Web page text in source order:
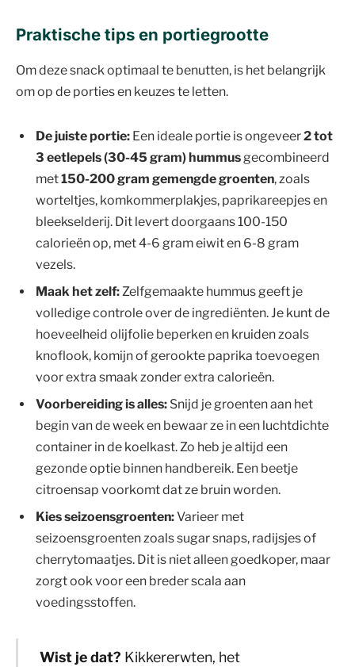
Praktische tips en portiegrootte
Om deze snack optimaal te benutten, is het belangrijk
om op de porties en keuzes te letten.
De juiste portie: Een ideale portie is ongeveer2 tot
3 eetlepels (30-45 gram) hummus gecombineerd
met150-200 gram gemengde groenten, zoals
worteltjes, komkommerplakjes, paprikareepjes en
bleekselderij. Dit levert doorgaans 100-150
calorieën op, met 4-6 gram eiwit en 6-8 gram
vezels.
Maak het zelf: Zelfgemaakte hummus geeft je
volledige controle over de ingrediënten. Je kunt de
hoeveelheid olijfolie beperken en kruiden zoals
knoflook, komijn of gerookte paprika toevoegen
voor extra smaak zonder extra calorieën.
Voorbereiding is alles: Snijd je groenten aan het
begin van de week en bewaar ze in een luchtdichte
container in de koelkast. Zo heb je altijd een
gezonde optie binnen handbereik. Een beetje
citroensap voorkomt dat ze bruin worden.
Kies seizoensgroenten:Varieer met
seizoensgroenten zoals sugar snaps, radijsjes of
cherrytomaatjes. Dit is niet alleen goedkoper, maar
zorgt ook voor een breder scala aan
voedingsstoffen.
Wist je dat? Kikkererwten, het